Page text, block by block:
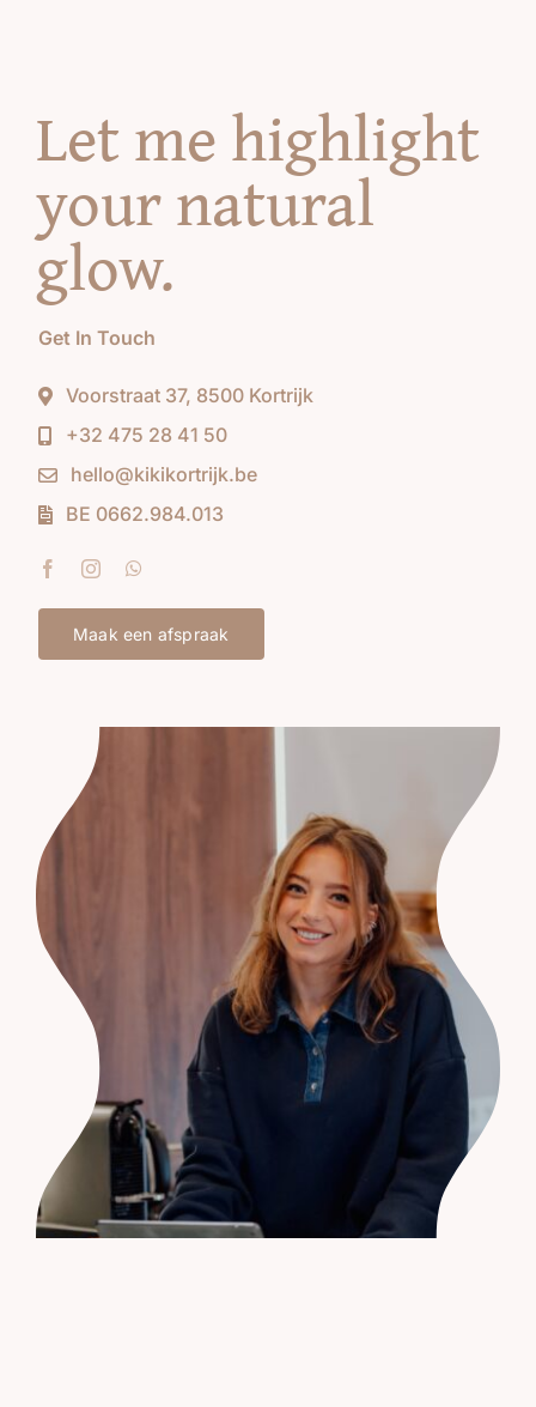
Let me highlight
your natural
glow.
Get In Touch
Voorstraat 37, 8500 Kortrijk
+32 475 28 41 50
hello@kikikortrijk.be
BE 0662.984.013
Maak een afspraak